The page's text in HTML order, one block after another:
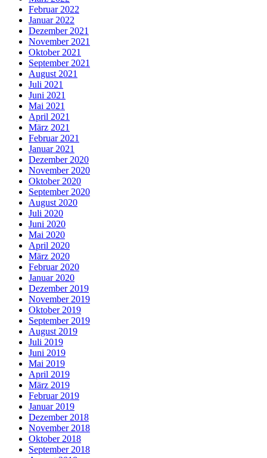
Februar 2022
Januar 2022
Dezember 2021
November 2021
Oktober 2021
September 2021
August 2021
Juli 2021
Juni 2021
Mai 2021
April 2021
März 2021
Februar 2021
Januar 2021
Dezember 2020
November 2020
Oktober 2020
September 2020
August 2020
Juli 2020
Juni 2020
Mai 2020
April 2020
März 2020
Februar 2020
Januar 2020
Dezember 2019
November 2019
Oktober 2019
September 2019
August 2019
Juli 2019
Juni 2019
Mai 2019
April 2019
März 2019
Februar 2019
Januar 2019
Dezember 2018
November 2018
Oktober 2018
September 2018